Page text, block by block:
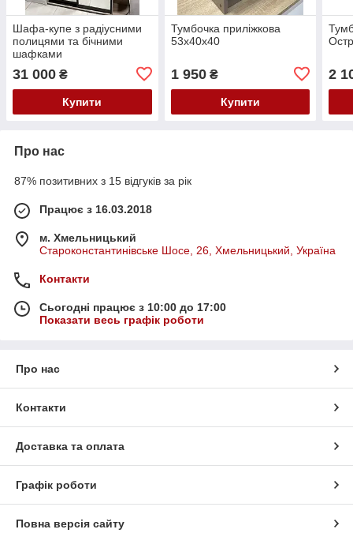
Шафа-купе з радіусними
полицями та бічними
шафками
31 000 ₴
Купити
Тумбочка приліжкова
53х40х40
1 950₴
Купити
2
Про нас
87% позитивних з 15 відгуків за рік
Працює з 16.03.2018
м. Хмельницький
Староконстантинівське Шосе, 26, Хмельницький, Україна
Контакти
Сьогодні працює з 10:00 до 17:00
Показати весь графік роботи
Про нас
Контакти
Доставка та оплата
Графік роботи
Повна версія сайту